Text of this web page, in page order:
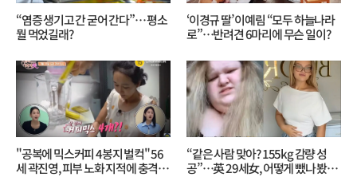
“염증 생기고 간 굳어 간다”… 평소
뭘 먹었길래?
‘이경규 딸’ 이예림 “모두 하늘나라
로”⋯반려견 6마리에 무슨 일이?
"공복에 믹스커피 4봉지 벌컥" 56
세 곽진영, 피부 노화 지적에 충격…
“같은 사람 맞아? 155kg 감량 성
공”…英 29세女, 어떻게 뺐나 봤더